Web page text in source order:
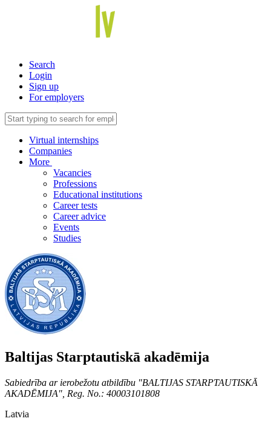
Search
Login
Sign up
For employers
Virtual internships
Companies
More
Vacancies
Professions
Educational institutions
Career tests
Career advice
Events
Studies
Baltijas Starptautiskā akadēmija
Sabiedrība ar ierobežotu atbildību "BALTIJAS STARPTAUTISKĀ
AKADĒMIJA", Reg. No.: 40003101808
Latvia